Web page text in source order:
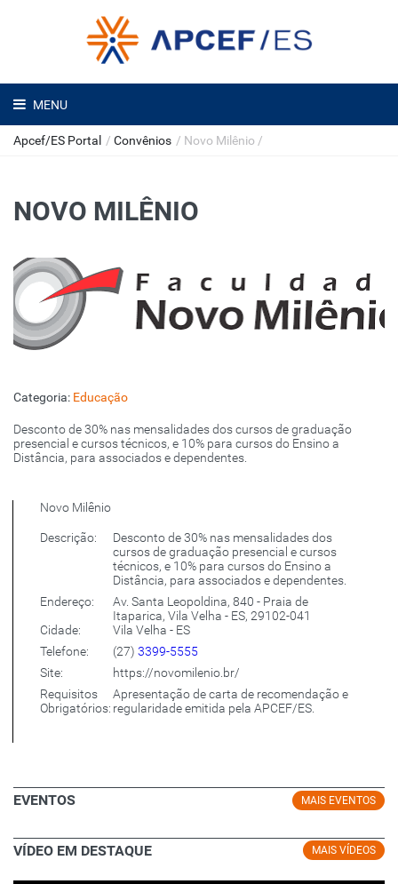
MENU
Apcef/ES Portal / Convênios / Novo Milênio /
NOVO MILÊNIO
Categoria: Educação
Desconto de 30% nas mensalidades dos cursos de graduação
presencial e cursos técnicos, e 10% para cursos do Ensino a
Distância, para associados e dependentes.
Novo Milênio
Descrição:
Desconto de 30% nas mensalidades dos
cursos de graduação presencial e cursos
técnicos, e 10% para cursos do Ensino a
Distância, para associados e dependentes.
Endereço:
Av. Santa Leopoldina, 840 - Praia de
Itaparica, Vila Velha - ES, 29102-041
Cidade:
Vila Velha - ES
Telefone:
(27) 3399-5555
Site:
https://novomilenio.br/
Requisitos
Obrigatórios:
Apresentação de carta de recomendação e
regularidade emitida pela APCEF/ES.
MAIS EVENTOS
EVENTOS
MAIS VÍDEOS
VÍDEO EM DESTAQUE